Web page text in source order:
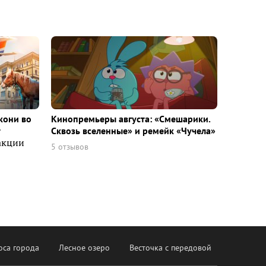
во
Кинопремьеры августа: «Смешарики.
Сквозь вселенные» и ремейк «Чучела»
5 отзывов
города Лесное озеро Весточка с передовой